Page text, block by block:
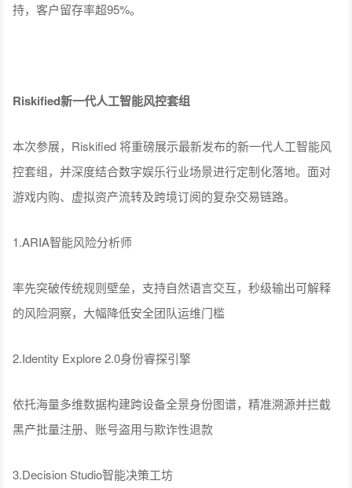
持，客户留存率超95%。
Riskified新一代人工智能风控套组
本次参展，Riskified 将重磅展示最新发布的新一代人工智能风
控套组，并深度结合数字娱乐行业场景进行定制化落地。面对
游戏内购、虚拟资产流转及跨境订阅的复杂交易链路。
1.ARIA智能风险分析师
率先突破传统规则壁垒，支持自然语言交互，秒级输出可解释
的风险洞察，大幅降低安全团队运维门槛
2.Identity Explore 2.0身份睿探引擎
依托海量多维数据构建跨设备全景身份图谱，精准溯源并拦截
黑产批量注册、账号盗用与欺诈性退款
3.Decision Studio智能决策工坊